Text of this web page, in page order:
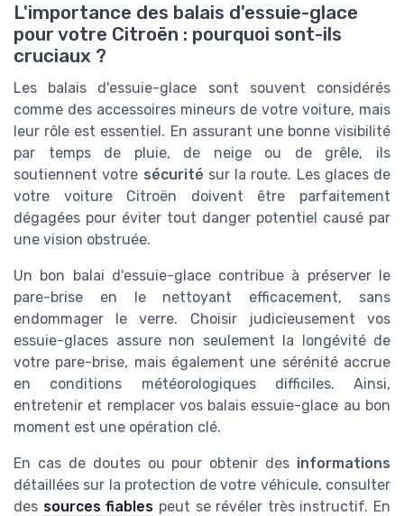
L'importance des balais d'essuie-glace
pour votre Citroën : pourquoi sont-ils
cruciaux ?
Les balais d'essuie-glace sont souvent considérés
comme des accessoires mineurs de votre voiture, mais
leur rôle est essentiel. En assurant une bonne visibilité
par temps de pluie, de neige ou de grêle, ils
soutiennent votre sécurité sur la route. Les glaces de
votre voiture Citroën doivent être parfaitement
dégagées pour éviter tout danger potentiel causé par
une vision obstruée.
Un bon balai d'essuie-glace contribue à préserver le
pare-brise en le nettoyant efficacement, sans
endommager le verre. Choisir judicieusement vos
essuie-glaces assure non seulement la longévité de
votre pare-brise, mais également une sérénité accrue
en conditions météorologiques difficiles. Ainsi,
entretenir et remplacer vos balais essuie-glace au bon
moment est une opération clé.
En cas de doutes ou pour obtenir des informations
détaillées sur la protection de votre véhicule, consulter
des sources fiables peut se révéler très instructif. En